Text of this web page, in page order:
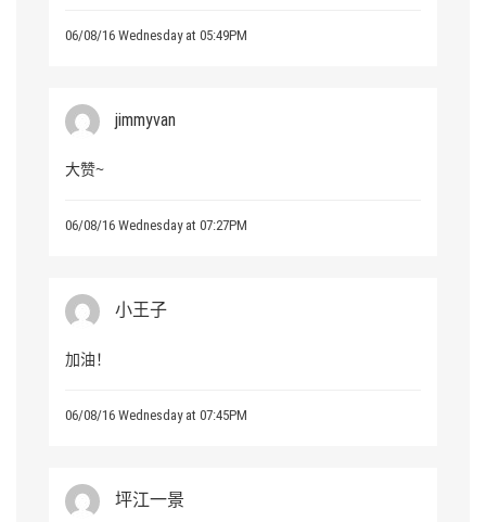
06/08/16 Wednesday at 05:49PM
jimmyvan
大赞~
06/08/16 Wednesday at 07:27PM
小王子
加油！
06/08/16 Wednesday at 07:45PM
坪江一景